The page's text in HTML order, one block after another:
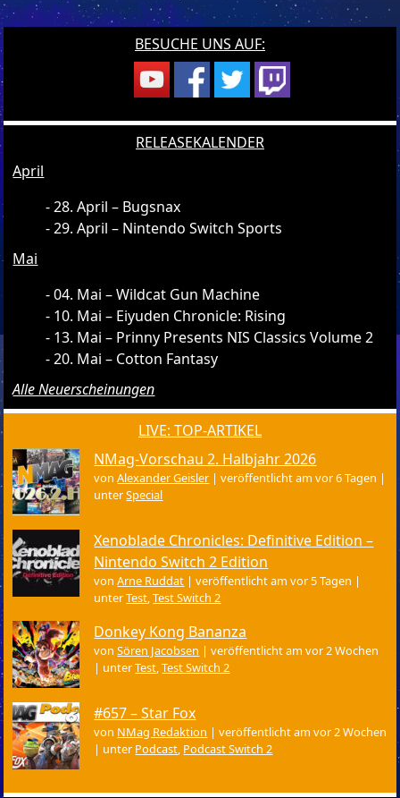
BESUCHE UNS AUF:
RELEASEKALENDER
April
28. April – Bugsnax
29. April – Nintendo Switch Sports
Mai
04. Mai – Wildcat Gun Machine
10. Mai – Eiyuden Chronicle: Rising
13. Mai – Prinny Presents NIS Classics Volume 2
20. Mai – Cotton Fantasy
Alle Neuerscheinungen
LIVE: TOP-ARTIKEL
NMag-Vorschau 2. Halbjahr 2026
vonAlexander Geisler |veröffentlicht am vor 6 Tagen |
unterSpecial
Xenoblade Chronicles: Definitive Edition –
Nintendo Switch 2 Edition
vonArne Ruddat |veröffentlicht am vor 5 Tagen |
unterTest,Test Switch 2
Donkey Kong Bananza
vonSören Jacobsen |veröffentlicht am vor 2 Wochen
| unterTest,Test Switch 2
#657 – Star Fox
von NMag Redaktion |veröffentlicht am vor 2 Wochen
| unter Podcast, Podcast Switch 2